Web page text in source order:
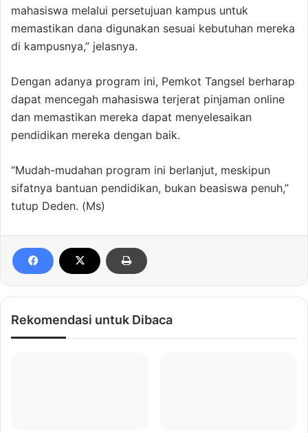
mahasiswa melalui persetujuan kampus untuk
memastikan dana digunakan sesuai kebutuhan mereka
di kampusnya,” jelasnya.
Dengan adanya program ini, Pemkot Tangsel berharap
dapat mencegah mahasiswa terjerat pinjaman online
dan memastikan mereka dapat menyelesaikan
pendidikan mereka dengan baik.
“Mudah-mudahan program ini berlanjut, meskipun
sifatnya bantuan pendidikan, bukan beasiswa penuh,”
tutup Deden. (Ms)
Rekomendasi untuk Dibaca